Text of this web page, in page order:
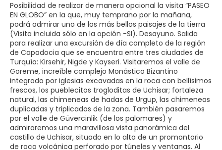
Posibilidad de realizar de manera opcional la visita “PASEO
EN GLOBO” en la que, muy temprano por la mañana,
podrá admirar uno de los más bellos paisajes de la tierra
(Visita incluida sólo en la opción -SI). Desayuno. Salida
para realizar una excursión de día completo de la región
de Capadocia que se encuentra entre tres ciudades de
Turquía: Kirsehir, Nigde y Kayseri. Visitaremos el valle de
Goreme, increíble complejo Monástico Bizantino
integrado por iglesias excavadas en la roca con bellísimos
frescos, los pueblecitos trogloditas de Uchisar; fortaleza
natural, las chimeneas de hadas de Urgup, las chimeneas
duplicadas y triplicadas de la zona. También pasaremos
por el valle de Güvercinlik (de los palomares) y
admiraremos una maravillosa vista panorámica del
castillo de Uchisar, situado en lo alto de un promontorio
de roca volcánica perforado por túneles y ventanas. Al